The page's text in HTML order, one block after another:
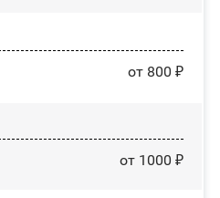
от 800 ₽
от 1000 ₽